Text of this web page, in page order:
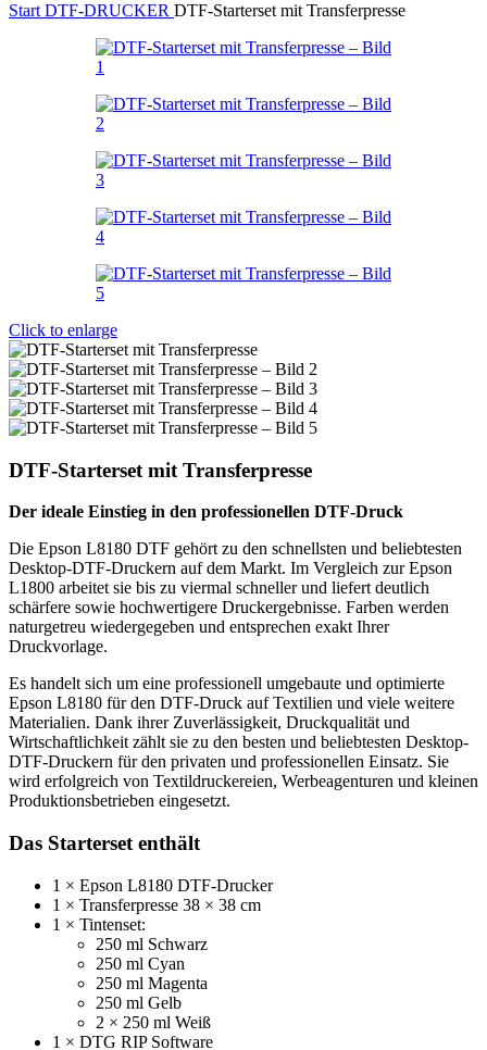
Start DTF-DRUCKER DTF-Starterset mit Transferpresse
Click to enlarge
DTF-Starterset mit Transferpresse
Der ideale Einstieg in den professionellen DTF-Druck
Die Epson L8180 DTF gehört zu den schnellsten und beliebtesten
Desktop-DTF-Druckern auf dem Markt. Im Vergleich zur Epson
L1800 arbeitet sie bis zu viermal schneller und liefert deutlich
schärfere sowie hochwertigere Druckergebnisse. Farben werden
naturgetreu wiedergegeben und entsprechen exakt Ihrer
Druckvorlage.
Es handelt sich um eine professionell umgebaute und optimierte
Epson L8180 für den DTF-Druck auf Textilien und viele weitere
Materialien. Dank ihrer Zuverlässigkeit, Druckqualität und
Wirtschaftlichkeit zählt sie zu den besten und beliebtesten Desktop-
DTF-Druckern für den privaten und professionellen Einsatz. Sie
wird erfolgreich von Textildruckereien, Werbeagenturen und kleinen
Produktionsbetrieben eingesetzt.
Das Starterset enthält
1 × Epson L8180 DTF-Drucker
1 × Transferpresse 38 × 38 cm
1 × Tintenset:
250 ml Schwarz
250 ml Cyan
250 ml Magenta
250 ml Gelb
2 × 250 ml Weiß
1 × DTG RIP Software